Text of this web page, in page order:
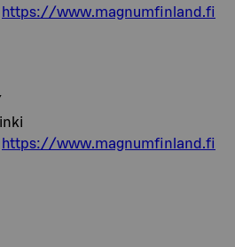
https://www.magnumfinland.fi
https://www.magnumfinland.fi